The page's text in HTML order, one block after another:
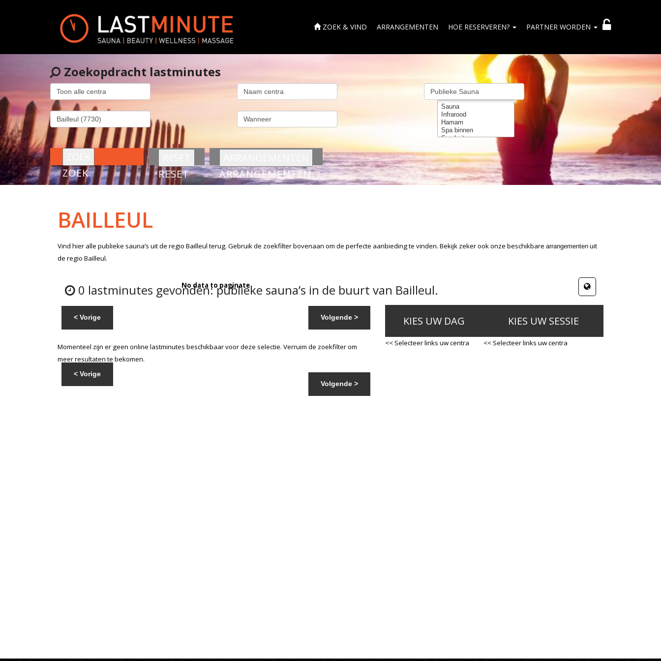
ZOEK & VIND ARRANGEMENTEN HOE RESERVEREN? PARTNER WORDEN
Zoekopdracht lastminutes
ZOEK RESET ARRANGEMENTEN
BAILLEUL
Vind hier alle publieke sauna’s uit de regio Bailleulterug. Gebruik de zoekfilter bovenaan om de perfecte aanbieding te vinden. Bekijk zeker ook onze beschikbare arrangementen uit
de regio Bailleul.
0 lastminutes gevonden: publieke sauna’s in de buurt van Bailleul.
< Vorige Volgende >
No data to paginate
Momenteel zijn er geen online lastminutes beschikbaar voor deze selectie. Verruim de zoekfilter om
meer resultaten te bekomen.
< Vorige
Volgende >
KIES UW DAG
<< Selecteer links uw centra
KIES UW SESSIE
<< Selecteer links uw centra